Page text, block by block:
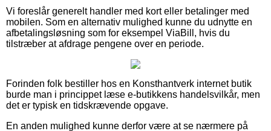
Vi foreslår generelt handler med kort eller betalinger med
mobilen. Som en alternativ mulighed kunne du udnytte en
afbetalingsløsning som for eksempel ViaBill, hvis du
tilstræber at afdrage pengene over en periode.
Forinden folk bestiller hos en Konsthantverk internet butik
burde man i princippet læse e-butikkens handelsvilkår, men
det er typisk en tidskrævende opgave.
En anden mulighed kunne derfor være at se nærmere på